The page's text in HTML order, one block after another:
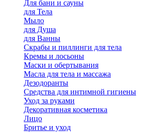
Для бани и сауны
для Тела
Мыло
для Душа
для Ванны
Скрабы и пиллинги для тела
Кремы и лосьоны
Маски и обертывания
Масла для тела и массажа
Дезодоранты
Средства для интимной гигиены
Уход за руками
Декоративная косметика
Лицо
Бритье и уход